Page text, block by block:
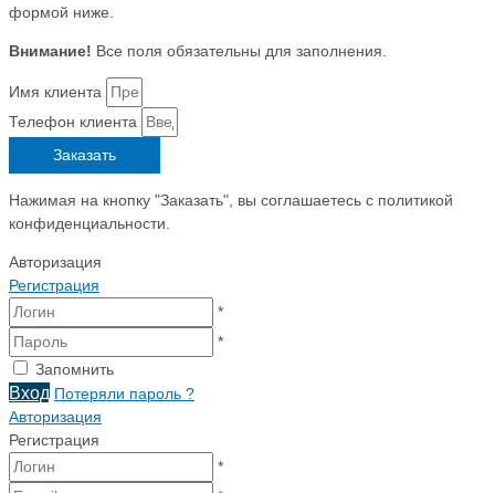
формой ниже.
Внимание! Все поля обязательны для заполнения.
Имя клиента
Телефон клиента
Заказать
Нажимая на кнопку "Заказать", вы соглашаетесь с политикой
конфиденциальности.
Авторизация
Регистрация
*
*
Запомнить
Вход Потеряли пароль ?
Авторизация
Регистрация
*